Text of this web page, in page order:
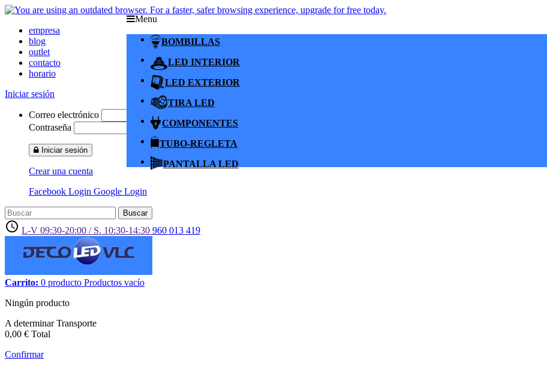
empresa
blog
outlet
contacto
horario
Iniciar sesión
Correo electrónico
Contraseña
Iniciar sesión
Crear una cuenta
Facebook Login Google Login
Buscar
access_time L-V 09:30-20:00 / S. 10:30-14:30 960 013 419
Carrito: 0 producto Productos vacío
Ningún producto
A determinarTransporte
0,00 € Total
Confirmar
Menu
BOMBILLAS
LED INTERIOR
LED EXTERIOR
TIRA LED
COMPONENTES
TUBO-REGLETA
PANTALLA LED